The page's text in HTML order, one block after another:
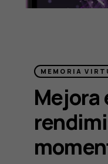
MEMORIA
Mejora